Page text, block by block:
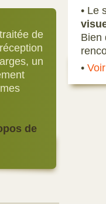
de
un
de
• Le
Bien
•